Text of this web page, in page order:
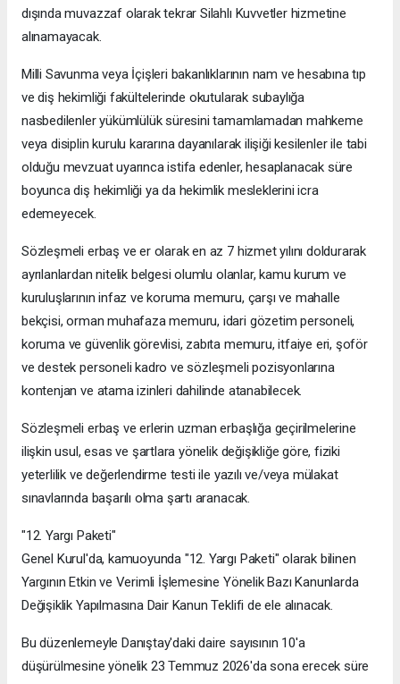
dışında muvazzaf olarak tekrar Silahlı Kuvvetler hizmetine
alınamayacak.
Milli Savunma veya İçişleri bakanlıklarının nam ve hesabına tıp
ve diş hekimliği fakültelerinde okutularak subaylığa
nasbedilenler yükümlülük süresini tamamlamadan mahkeme
veya disiplin kurulu kararına dayanılarak ilişiği kesilenler ile tabi
olduğu mevzuat uyarınca istifa edenler, hesaplanacak süre
boyunca diş hekimliği ya da hekimlik mesleklerini icra
edemeyecek.
Sözleşmeli erbaş ve er olarak en az 7 hizmet yılını doldurarak
ayrılanlardan nitelik belgesi olumlu olanlar, kamu kurum ve
kuruluşlarının infaz ve koruma memuru, çarşı ve mahalle
bekçisi, orman muhafaza memuru, idari gözetim personeli,
koruma ve güvenlik görevlisi, zabıta memuru, itfaiye eri, şoför
ve destek personeli kadro ve sözleşmeli pozisyonlarına
kontenjan ve atama izinleri dahilinde atanabilecek.
Sözleşmeli erbaş ve erlerin uzman erbaşlığa geçirilmelerine
ilişkin usul, esas ve şartlara yönelik değişikliğe göre, fiziki
yeterlilik ve değerlendirme testi ile yazılı ve/veya mülakat
sınavlarında başarılı olma şartı aranacak.
"12. Yargı Paketi"
Genel Kurul'da, kamuoyunda "12. Yargı Paketi" olarak bilinen
Yargının Etkin ve Verimli İşlemesine Yönelik Bazı Kanunlarda
Değişiklik Yapılmasına Dair Kanun Teklifi de ele alınacak.
Bu düzenlemeyle Danıştay'daki daire sayısının 10'a
düşürülmesine yönelik 23 Temmuz 2026'da sona erecek süre